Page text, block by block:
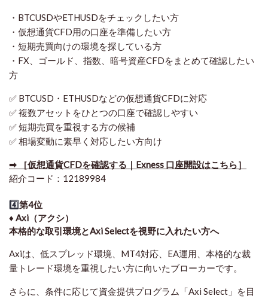
・BTCUSDやETHUSDをチェックしたい方
・仮想通貨CFD用の口座を準備したい方
・短期売買向けの環境を探している方
・FX、ゴールド、指数、暗号資産CFDをまとめて確認したい
方
✅ BTCUSD・ETHUSDなどの仮想通貨CFDに対応
✅ 複数アセットをひとつの口座で確認しやすい
✅ 短期売買を重視する方の候補
✅ 相場変動に素早く対応したい方向け
➡ ［仮想通貨CFDを確認する｜Exness 口座開設はこちら］
紹介コード：12189984
4️⃣第4位
♦️ Axi（アクシ）
本格的な取引環境とAxi Selectを視野に入れたい方へ
Axiは、低スプレッド環境、MT4対応、EA運用、本格的な裁
量トレード環境を重視したい方に向いたブローカーです。
さらに、条件に応じて資金提供プログラム「Axi Select」を目